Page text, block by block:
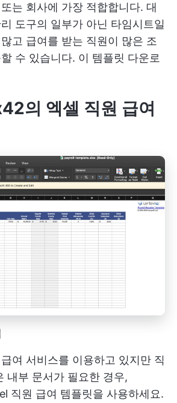
는 회사에 가장 적합합니다. 대
도구의 일부가 아닌 타임시트일
고 급여를 받는 직원이 많은 조
수 있습니다. 이 템플릿 다운로
의 엑셀 직원 급여
여 서비스를 이용하고 있지만 직
내부 문서가 필요한 경우,
직원 급여 템플릿을 사용하세요.